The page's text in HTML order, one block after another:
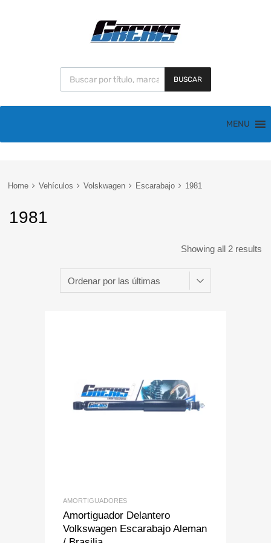
BUSCAR
MENU
Home Vehículos Volskwagen Escarabajo 1981
1981
Showing all 2 results
Add to Wishlist
Add to Compare
AMORTIGUADORES
Amortiguador Delantero
Volkswagen Escarabajo Aleman